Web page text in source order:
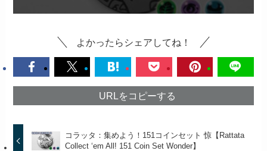
よかったらシェアしてね！
URLをコピーする
コラッタ：集めよう！151コインセット 惊【Rattata
Collect ‘em All! 151 Coin Set Wonder】